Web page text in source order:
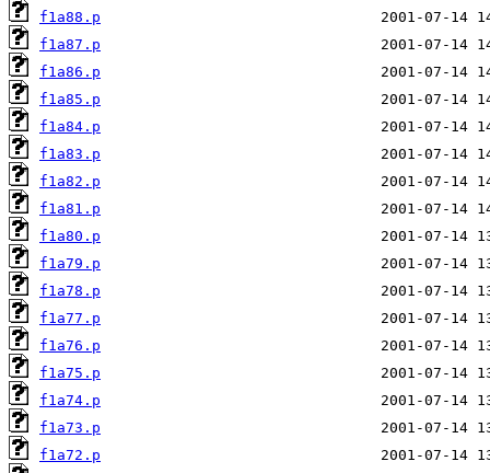
f1a88.p
f1a87.p
f1a86.p
f1a85.p
f1a84.p
f1a83.p
f1a82.p
f1a81.p
f1a80.p
f1a79.p
f1a78.p
f1a77.p
f1a76.p
f1a75.p
f1a74.p
f1a73.p
f1a72.p